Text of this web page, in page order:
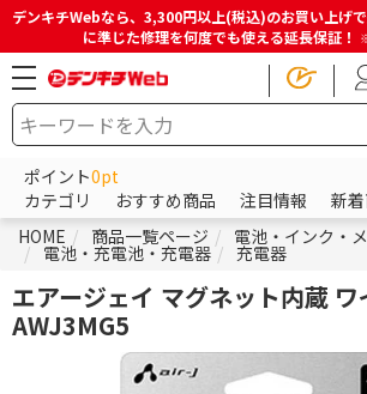
デンキチWebなら、3,300円以上(税込)のお買い上げ
に準じた修理を何度でも使える延長保証！
ポイント0pt
カテゴリ
おすすめ商品 注目情報 新
HOME
商品一覧ページ 電池・インク・
電池・充電池・充電器 充電器
エアージェイ マグネット内蔵
AWJ3MG5